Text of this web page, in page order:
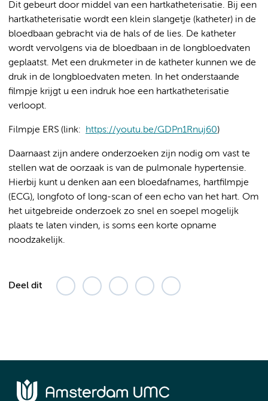
Dit gebeurt door middel van een hartkatheterisatie. Bij een
hartkatheterisatie wordt een klein slangetje (katheter) in de
bloedbaan gebracht via de hals of de lies. De katheter
wordt vervolgens via de bloedbaan in de longbloedvaten
geplaatst. Met een drukmeter in de katheter kunnen we de
druk in de longbloedvaten meten. In het onderstaande
filmpje krijgt u een indruk hoe een hartkatheterisatie
verloopt.
Filmpje ERS (link: https://youtu.be/GDPn1Rnuj60)
Daarnaast zijn andere onderzoeken zijn nodig om vast te
stellen wat de oorzaak is van de pulmonale hypertensie.
Hierbij kunt u denken aan een bloedafnames, hartfilmpje
(ECG), longfoto of long-scan of een echo van het hart. Om
het uitgebreide onderzoek zo snel en soepel mogelijk
plaats te laten vinden, is soms een korte opname
noodzakelijk.
Deel dit